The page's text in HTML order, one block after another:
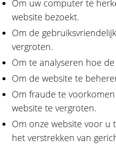
Om uw computer te
website bezoekt.
Om de
vergroten.
Om te analyseren hoe
Om de website te
Om fraude te
website te vergroten.
Om onze website voor u
het verstrekken van